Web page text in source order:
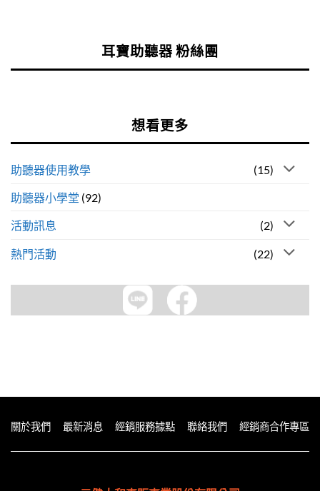
耳寶助聽器 粉絲團
想看更多
助聽器使用教學 (15)
助聽器小學堂 (92)
活動訊息 (2)
熱門活動 (22)
關於我們 最新消息 經銷服務據點 聯絡我們 經銷商合作專區